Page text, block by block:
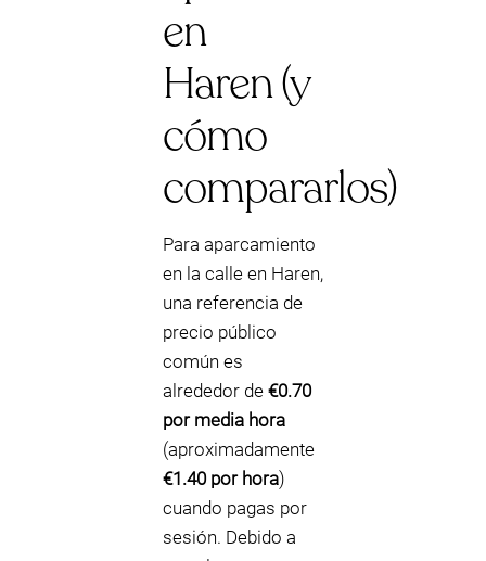
en
Haren (y
cómo
compararlos)
Para aparcamiento
en la calle en Haren,
una referencia de
precio público
común es
alrededor de €0.70
por media hora
(aproximadamente
€1.40 por hora)
cuando pagas por
sesión. Debido a